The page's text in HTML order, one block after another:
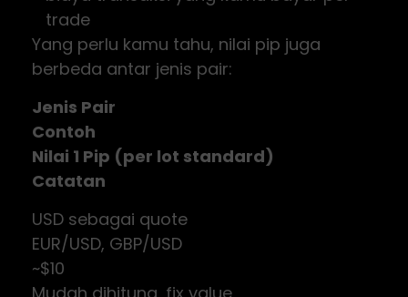
trade
Yang perlu kamu tahu, nilai pip juga
berbeda antar jenis pair:
Jenis Pair
Contoh
Nilai 1 Pip (per lot standard)
Catatan
USD sebagai quote
EUR/USD, GBP/USD
~$10